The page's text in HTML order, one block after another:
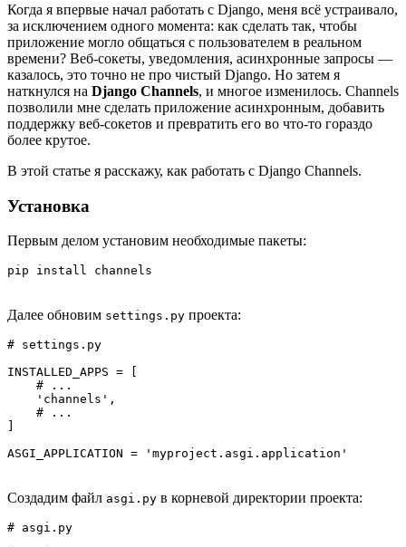
Когда я впервые начал работать с Django, меня всё устраивало,
за исключением одного момента: как сделать так, чтобы
приложение могло общаться с пользователем в реальном
времени? Веб-сокеты, уведомления, асинхронные запросы —
казалось, это точно не про чистый Django. Но затем я
наткнулся на Django Channels, и многое изменилось. Channels
позволили мне сделать приложение асинхронным, добавить
поддержку веб-сокетов и превратить его во что-то гораздо
более крутое.
В этой статье я расскажу, как работать с Django Channels.
Установка
Первым делом установим необходимые пакеты:
pip install channels
Далее обновим settings.py проекта:
# settings.py
INSTALLED_APPS = [
    # ...
    'channels',
    # ...
ASGI_APPLICATION = 'myproject.asgi.application'
Создадим файл asgi.py в корневой директории проекта:
# asgi.py